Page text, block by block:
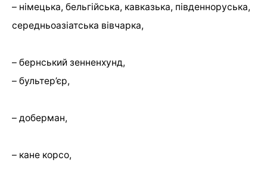
– німецька, бельгійська, кавказька, південноруська,
середньоазіатська вівчарка,
– бернський зенненхунд,
– бультер’єр,
– доберман,
– кане корсо,